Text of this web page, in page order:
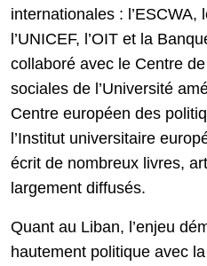
internationales : l’ESCWA,
l’UNICEF, l’OIT et la
collaboré avec le Centre
sociales de l’Université
Centre européen des
l’Institut universitaire
écrit de nombreux livres,
largement diffusés.
Quant au Liban, l’enjeu
hautement politique avec